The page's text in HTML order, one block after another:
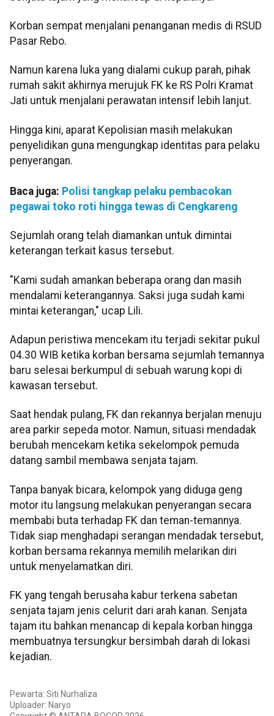
Korban sempat menjalani penanganan medis di RSUD
Pasar Rebo.
Namun karena luka yang dialami cukup parah, pihak
rumah sakit akhirnya merujuk FK ke RS Polri Kramat
Jati untuk menjalani perawatan intensif lebih lanjut.
Hingga kini, aparat Kepolisian masih melakukan
penyelidikan guna mengungkap identitas para pelaku
penyerangan.
Baca juga: Polisi tangkap pelaku pembacokan
pegawai toko roti hingga tewas di Cengkareng
Sejumlah orang telah diamankan untuk dimintai
keterangan terkait kasus tersebut.
"Kami sudah amankan beberapa orang dan masih
mendalami keterangannya. Saksi juga sudah kami
mintai keterangan," ucap Lili.
Adapun peristiwa mencekam itu terjadi sekitar pukul
04.30 WIB ketika korban bersama sejumlah temannya
baru selesai berkumpul di sebuah warung kopi di
kawasan tersebut.
Saat hendak pulang, FK dan rekannya berjalan menuju
area parkir sepeda motor. Namun, situasi mendadak
berubah mencekam ketika sekelompok pemuda
datang sambil membawa senjata tajam.
Tanpa banyak bicara, kelompok yang diduga geng
motor itu langsung melakukan penyerangan secara
membabi buta terhadap FK dan teman-temannya.
Tidak siap menghadapi serangan mendadak tersebut,
korban bersama rekannya memilih melarikan diri
untuk menyelamatkan diri.
FK yang tengah berusaha kabur terkena sabetan
senjata tajam jenis celurit dari arah kanan. Senjata
tajam itu bahkan menancap di kepala korban hingga
membuatnya tersungkur bersimbah darah di lokasi
kejadian.
Pewarta: Siti Nurhaliza
Uploader: Naryo